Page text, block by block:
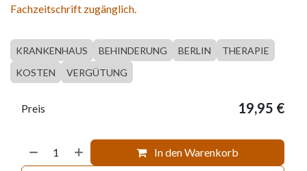
Fachzeitschrift zugänglich.
KRANKENHAUS BEHINDERUNG BERLIN
THERAPIE
KOSTEN
VERGÜTUNG
In den Warenkorb
Preis 19,95 €